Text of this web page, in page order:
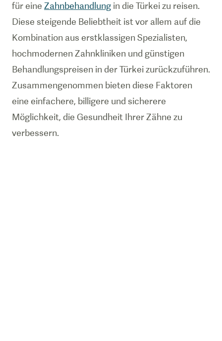
für eine Zahnbehandlung in die Türkei zu reisen.
Diese steigende Beliebtheit ist vor allem auf die
Kombination aus erstklassigen Spezialisten,
hochmodernen Zahnkliniken und günstigen
Behandlungspreisen in der Türkei zurückzuführen.
Zusammengenommen bieten diese Faktoren
eine einfachere, billigere und sicherere
Möglichkeit, die Gesundheit Ihrer Zähne zu
verbessern.